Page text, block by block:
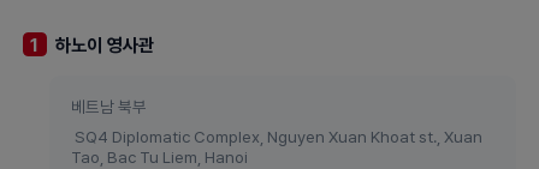
1 하노이 영사관
베트남 북부
SQ4 Diplomatic Complex, Nguyen Xuan Khoat st., Xuan
Tao, Bac Tu Liem, Hanoi